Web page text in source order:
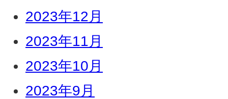
2023年12月
2023年11月
2023年10月
2023年9月